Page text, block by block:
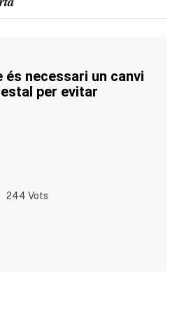
és necessari un canvi
per evitar
244 Vots